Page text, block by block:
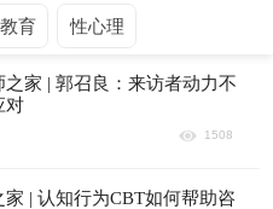
育 性心理
家 | 郭召良：来访者动力不
对
1508
| 认知行为CBT如何帮助咨